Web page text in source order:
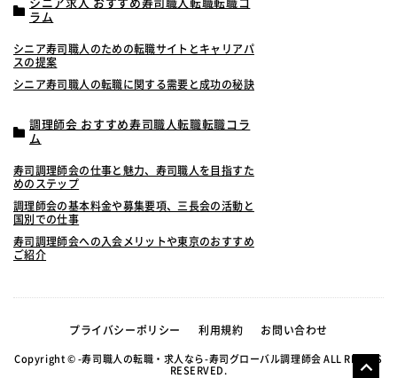
シニア求人 おすすめ寿司職人転職転職コ
ラム
シニア寿司職人のための転職サイトとキャリアパ
スの提案
シニア寿司職人の転職に関する需要と成功の秘訣
調理師会 おすすめ寿司職人転職転職コラ
ム
寿司調理師会の仕事と魅力、寿司職人を目指すた
めのステップ
調理師会の基本料金や募集要項、三長会の活動と
国別での仕事
寿司調理師会への入会メリットや東京のおすすめ
ご紹介
プライバシーポリシー 利用規約 お問い合わせ
Copyright © -寿司職人の転職・求人なら-寿司グローバル調理師会 ALL RIGHTS
RESERVED.